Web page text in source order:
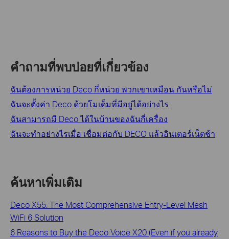
คำถามที่พบบ่อยที่เกี่ยวข้อง
ฉันต้องการหน่วย Deco กี่หน่วย พวกเขาเหมือน กันหรือไม่
ฉันจะตั้งค่า Deco ด้วยโมเด็มที่มีอยู่ได้อย่างไร
ฉันสามารถมี Deco ได้ในบ้านของฉันกี่เครื่อง
ฉันจะทำอย่างไรเมื่อ เชื่อมต่อกับ DECO แล้วอินเตอร์เน็ตช้า
ค้นหาเพิ่มเติม
Deco X55: The Most Comprehensive Entry-Level Mesh
WiFi 6 Solution
6 Reasons to Buy the Deco Voice X20 (Even if you already